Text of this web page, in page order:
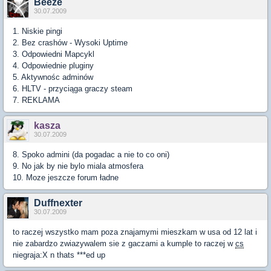
30.07.2009
1. Niskie pingi
2. Bez crashów - Wysoki Uptime
3. Odpowiedni Mapcykl
4. Odpowiednie pluginy
5. Aktywnośc adminów
6. HLTV - przyciąga graczy steam
7. REKLAMA
kasza
30.07.2009
8. Spoko admini (da pogadac a nie to co oni)
9. No jak by nie bylo miala atmosfera
10. Moze jeszcze forum ładne
Duffnexter
30.07.2009
to raczej wszystko mam poza znajamymi mieszkam w usa od 12 lat i
nie zabardzo zwiazywalem sie z gaczami a kumple to raczej w cs
niegraja:X n thats ***ed up